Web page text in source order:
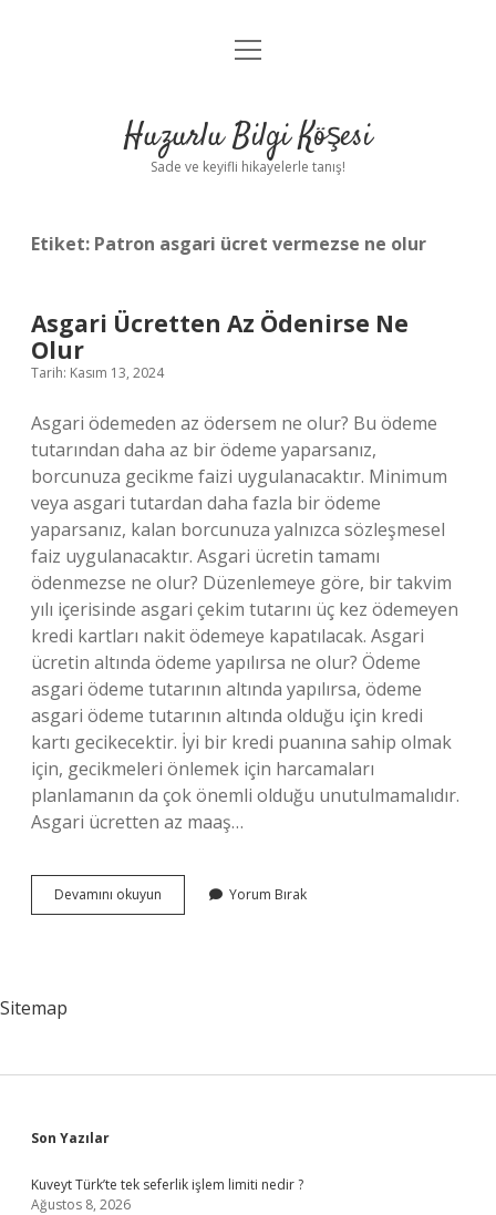
Anasayfa
Yasal Uyarı
menüyü
Huzurlu Bilgi Köşesi
Sade ve keyifli hikayelerle tanış!
Etiket: Patron asgari ücret vermezse ne olur
Asgari Ücretten Az Ödenirse Ne
Olur
Tarih: Kasım 13, 2024
Asgari ödemeden az ödersem ne olur? Bu ödeme
tutarından daha az bir ödeme yaparsanız,
borcunuza gecikme faizi uygulanacaktır. Minimum
veya asgari tutardan daha fazla bir ödeme
yaparsanız, kalan borcunuza yalnızca sözleşmesel
faiz uygulanacaktır. Asgari ücretin tamamı
ödenmezse ne olur? Düzenlemeye göre, bir takvim
yılı içerisinde asgari çekim tutarını üç kez ödemeyen
kredi kartları nakit ödemeye kapatılacak. Asgari
ücretin altında ödeme yapılırsa ne olur? Ödeme
asgari ödeme tutarının altında yapılırsa, ödeme
asgari ödeme tutarının altında olduğu için kredi
kartı gecikecektir. İyi bir kredi puanına sahip olmak
için, gecikmeleri önlemek için harcamaları
planlamanın da çok önemli olduğu unutulmamalıdır.
Asgari ücretten az maaş…
Devamını okuyun
Ücretten
Yorum Bırak
Sitemap
Sidebar
Son Yazılar
Kuveyt Türk’te tek seferlik işlem limiti nedir ?
Ağustos 8, 2026